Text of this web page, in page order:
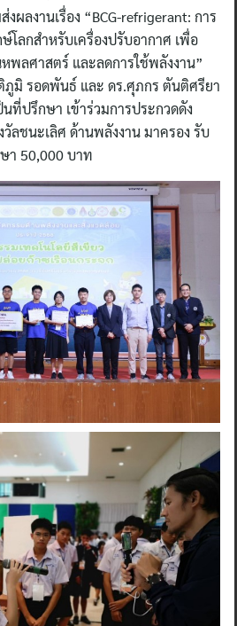
ผลงานเรื่อง “BCG-refrigerant: การ
ลกสำหรับเครื่องปรับอากาศ เพื่อ
ลศาสตร์ และลดการใช้พลังงาน”
ภูมิ รอดพันธ์ และ ดร.ศุภกร ตันติศรียา
ที่ปรึกษา เข้าร่วมการประกวดดัง
วัลชนะเลิศ ด้านพลังงาน มาครอง รับ
า 50,000 บาท